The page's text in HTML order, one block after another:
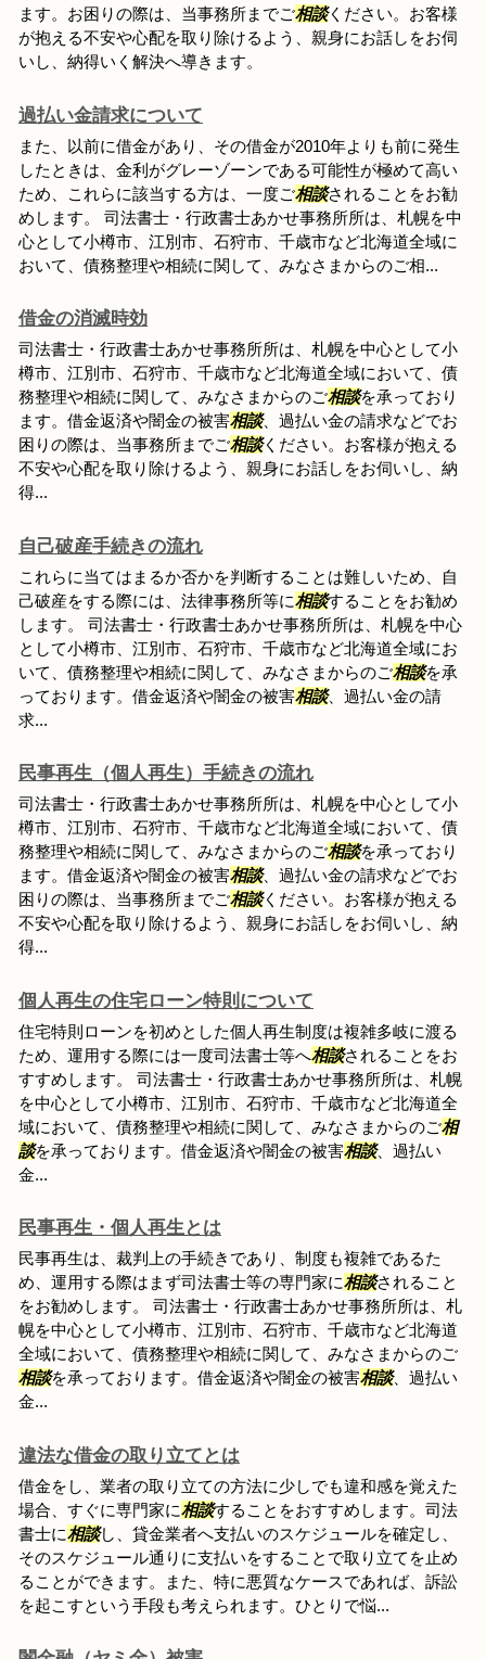
ます。お困りの際は、当事務所までご相談ください。お客様
が抱える不安や心配を取り除けるよう、親身にお話しをお伺
いし、納得いく解決へ導きます。
過払い金請求について
また、以前に借金があり、その借金が2010年よりも前に発生
したときは、金利がグレーゾーンである可能性が極めて高い
ため、これらに該当する方は、一度ご相談されることをお勧
めします。 司法書士・行政書士あかせ事務所所は、札幌を中
心として小樽市、江別市、石狩市、千歳市など北海道全域に
おいて、債務整理や相続に関して、みなさまからのご相...
借金の消滅時効
司法書士・行政書士あかせ事務所所は、札幌を中心として小
樽市、江別市、石狩市、千歳市など北海道全域において、債
務整理や相続に関して、みなさまからのご相談を承っており
ます。借金返済や闇金の被害相談、過払い金の請求などでお
困りの際は、当事務所までご相談ください。お客様が抱える
不安や心配を取り除けるよう、親身にお話しをお伺いし、納
得...
自己破産手続きの流れ
これらに当てはまるか否かを判断することは難しいため、自
己破産をする際には、法律事務所等に相談することをお勧め
します。 司法書士・行政書士あかせ事務所所は、札幌を中心
として小樽市、江別市、石狩市、千歳市など北海道全域にお
いて、債務整理や相続に関して、みなさまからのご相談を承
っております。借金返済や闇金の被害相談、過払い金の請
求...
民事再生（個人再生）手続きの流れ
司法書士・行政書士あかせ事務所所は、札幌を中心として小
樽市、江別市、石狩市、千歳市など北海道全域において、債
務整理や相続に関して、みなさまからのご相談を承っており
ます。借金返済や闇金の被害相談、過払い金の請求などでお
困りの際は、当事務所までご相談ください。お客様が抱える
不安や心配を取り除けるよう、親身にお話しをお伺いし、納
得...
個人再生の住宅ローン特則について
住宅特則ローンを初めとした個人再生制度は複雑多岐に渡る
ため、運用する際には一度司法書士等へ相談されることをお
すすめします。 司法書士・行政書士あかせ事務所所は、札幌
を中心として小樽市、江別市、石狩市、千歳市など北海道全
域において、債務整理や相続に関して、みなさまからのご相
談を承っております。借金返済や闇金の被害相談、過払い
金...
民事再生・個人再生とは
民事再生は、裁判上の手続きであり、制度も複雑であるた
め、運用する際はまず司法書士等の専門家に相談されること
をお勧めします。 司法書士・行政書士あかせ事務所所は、札
幌を中心として小樽市、江別市、石狩市、千歳市など北海道
全域において、債務整理や相続に関して、みなさまからのご
相談を承っております。借金返済や闇金の被害相談、過払い
金...
違法な借金の取り立てとは
借金をし、業者の取り立ての方法に少しでも違和感を覚えた
場合、すぐに専門家に相談することをおすすめします。司法
書士に相談し、貸金業者へ支払いのスケジュールを確定し、
そのスケジュール通りに支払いをすることで取り立てを止め
ることができます。また、特に悪質なケースであれば、訴訟
を起こすという手段も考えられます。ひとりで悩...